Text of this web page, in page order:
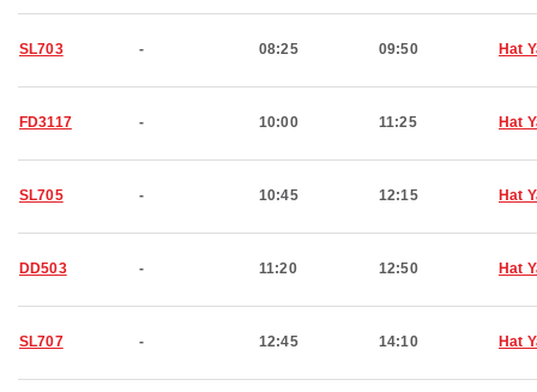
SL703 - 08:25 09:50 Hat
FD3117 - 10:00 11:25 Hat
SL705 - 10:45 12:15 Hat
DD503 - 11:20 12:50 Hat
SL707 - 12:45 14:10 Hat